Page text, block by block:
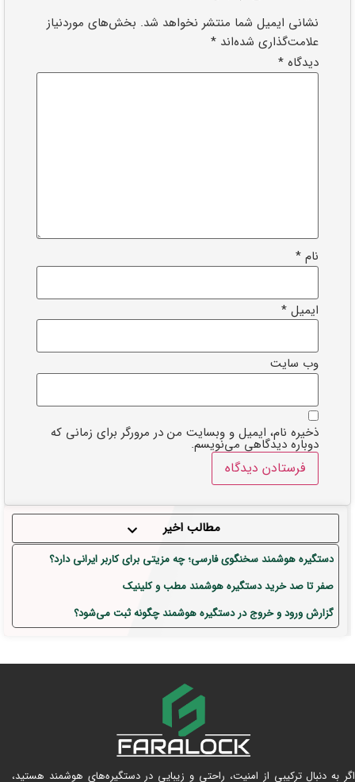
نشانی ایمیل شما منتشر نخواهد شد. بخش‌های موردنیاز
علامت‌گذاری شده‌اند *
دیدگاه *
نام *
ایمیل *
وب‌ سایت
ذخیره نام، ایمیل و وبسایت من در مرورگر برای زمانی که
دوباره دیدگاهی می‌نویسم.
مطالب اخیر
دستگیره هوشمند سخنگوی فارسی؛ چه مزیتی برای کاربر ایرانی دارد؟
صفر تا صد خرید دستگیره هوشمند مطب و کلینیک
گزارش ورود و خروج در دستگیره هوشمند چگونه ثبت می‌شود؟
اگر به دنبال ترکیبی از امنیت، راحتی و زیبایی در دستگیره‌های هوشمند هستید،